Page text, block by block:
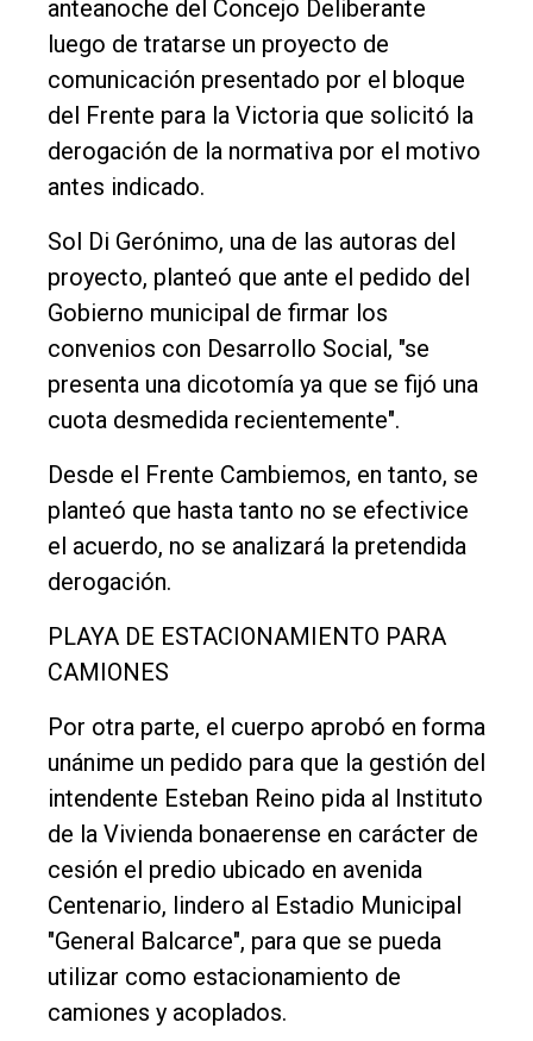
Empresa
Nosotros
Contacto
anteanoche del Concejo Deliberante
luego de tratarse un proyecto de
comunicación presentado por el bloque
del Frente para la Victoria que solicitó la
derogación de la normativa por el motivo
antes indicado.
Sol Di Gerónimo, una de las autoras del
proyecto, planteó que ante el pedido del
Gobierno municipal de firmar los
convenios con Desarrollo Social, "se
presenta una dicotomía ya que se fijó una
cuota desmedida recientemente".
Desde el Frente Cambiemos, en tanto, se
planteó que hasta tanto no se efectivice
el acuerdo, no se analizará la pretendida
derogación.
PLAYA DE ESTACIONAMIENTO PARA
CAMIONES
Por otra parte, el cuerpo aprobó en forma
unánime un pedido para que la gestión del
intendente Esteban Reino pida al Instituto
de la Vivienda bonaerense en carácter de
cesión el predio ubicado en avenida
Centenario, lindero al Estadio Municipal
"General Balcarce", para que se pueda
utilizar como estacionamiento de
camiones y acoplados.